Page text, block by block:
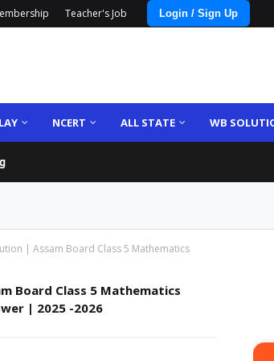
Teacher's Job Login / Sign Up
NCERT ALL STATE WB
| Assam Board Class 5 Mathematics
Board Class 5 Mathematics
| 2025 -2026